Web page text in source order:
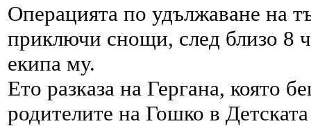
Операцията по удължаване на
приключи снощи, след близо 8
екипа му.
Ето разказа на Гергана, която
родителите на Гошко в